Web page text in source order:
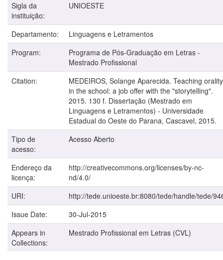
Sigla da
instituição:
UNIOESTE
Departamento:
Linguagens e Letramentos
Program:
Programa de Pós-Graduação em Letras -
Mestrado Profissional
Citation:
MEDEIROS, Solange Aparecida. Teaching orality
in the school: a job offer with the "storytelling".
2015. 130 f. Dissertação (Mestrado em
Linguagens e Letramentos) - Universidade
Estadual do Oeste do Parana, Cascavel, 2015.
Tipo de
acesso:
Acesso Aberto
Endereço da
licença:
http://creativecommons.org/licenses/by-nc-
nd/4.0/
URI:
http://tede.unioeste.br:8080/tede/handle/tede/
Issue Date:
30-Jul-2015
Appears in
Collections:
Mestrado Profissional em Letras (CVL)